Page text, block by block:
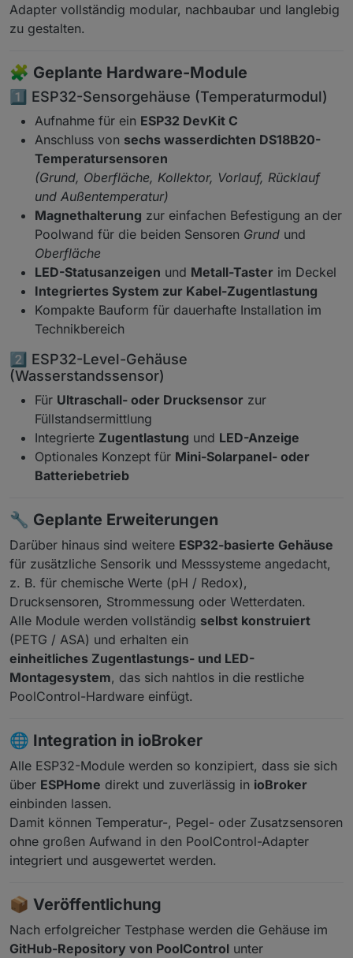
Adapter vollständig modular, nachbaubar und langlebig
zu gestalten.
🧩 Geplante Hardware-Module
1️⃣ ESP32-Sensorgehäuse (Temperaturmodul)
Aufnahme für ein ESP32 DevKit C
Anschluss von sechs wasserdichten DS18B20-
Temperatursensoren
(Grund, Oberfläche, Kollektor, Vorlauf, Rücklauf
und Außentemperatur)
Magnethalterung zur einfachen Befestigung an der
Poolwand für die beiden Sensoren Grund und
Oberfläche
LED-Statusanzeigen und Metall-Taster im Deckel
Integriertes System zur Kabel-Zugentlastung
Kompakte Bauform für dauerhafte Installation im
Technikbereich
2️⃣ ESP32-Level-Gehäuse
(Wasserstandssensor)
Für Ultraschall- oder Drucksensor zur
Füllstandsermittlung
Integrierte Zugentlastung und LED-Anzeige
Optionales Konzept für Mini-Solarpanel- oder
Batteriebetrieb
🔧 Geplante Erweiterungen
Darüber hinaus sind weitere ESP32-basierte Gehäuse
für zusätzliche Sensorik und Messsysteme angedacht,
z. B. für chemische Werte (pH / Redox),
Drucksensoren, Strommessung oder Wetterdaten.
Alle Module werden vollständig selbst konstruiert
(PETG / ASA) und erhalten ein
einheitliches Zugentlastungs- und LED-
Montagesystem, das sich nahtlos in die restliche
PoolControl-Hardware einfügt.
🌐 Integration in ioBroker
Alle ESP32-Module werden so konzipiert, dass sie sich
über ESPHome direkt und zuverlässig in ioBroker
einbinden lassen.
Damit können Temperatur-, Pegel- oder Zusatzsensoren
ohne großen Aufwand in den PoolControl-Adapter
integriert und ausgewertet werden.
📦 Veröffentlichung
Nach erfolgreicher Testphase werden die Gehäuse im
GitHub-Repository von PoolControl unter